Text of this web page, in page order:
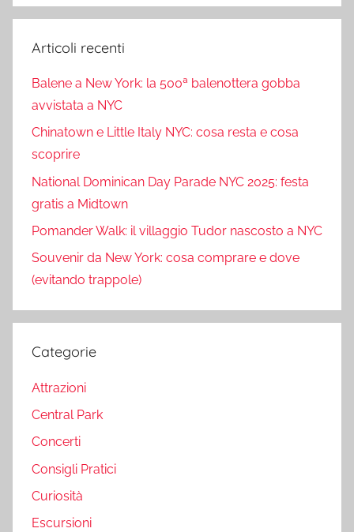
Articoli recenti
Balene a New York: la 500ª balenottera gobba
avvistata a NYC
Chinatown e Little Italy NYC: cosa resta e cosa
scoprire
National Dominican Day Parade NYC 2025: festa
gratis a Midtown
Pomander Walk: il villaggio Tudor nascosto a NYC
Souvenir da New York: cosa comprare e dove
(evitando trappole)
Categorie
Attrazioni
Central Park
Concerti
Consigli Pratici
Curiosità
Escursioni